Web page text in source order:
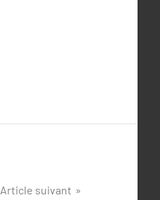
Article suivant